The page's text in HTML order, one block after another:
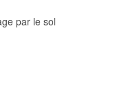
par le sol